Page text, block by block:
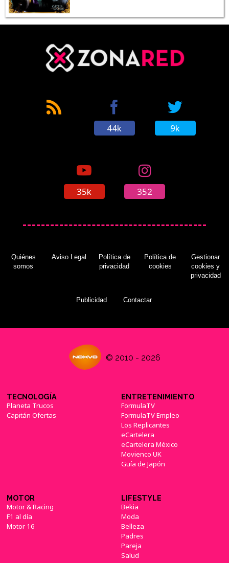
44k 9k
35k 352
Quiénes
somos
Aviso Legal
Política de
privacidad
Política de
cookies
Gestionar
cookies y
privacidad
Publicidad Contactar
© 2010 - 2026
TECNOLOGÍA
Planeta Trucos
Capitán Ofertas
ENTRETENIMIENTO
FormulaTV
FormulaTV Empleo
Los Replicantes
eCartelera
eCartelera México
Movienco UK
Guía de Japón
MOTOR
Motor & Racing
F1 al día
Motor 16
LIFESTYLE
Bekia
Moda
Belleza
Padres
Pareja
Salud